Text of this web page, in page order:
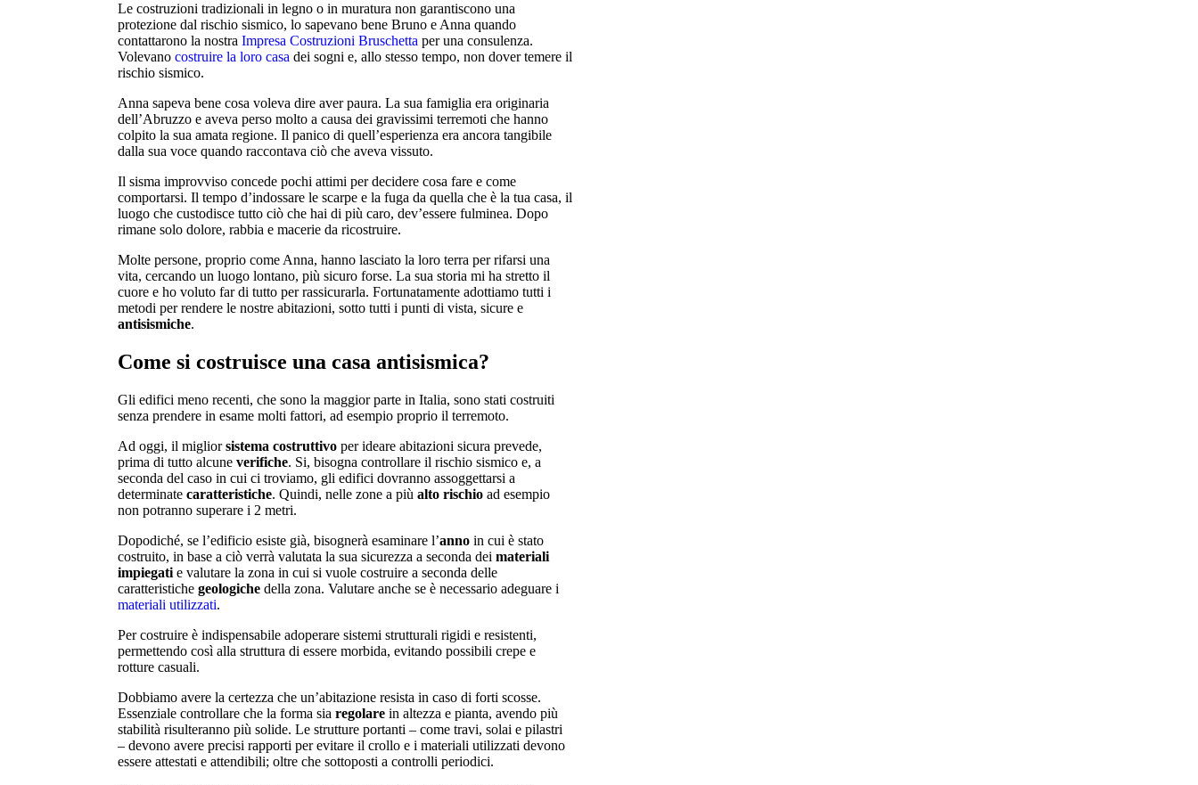
Le costruzioni tradizionali in legno o in muratura non garantiscono una
protezione dal rischio sismico, lo sapevano bene Bruno e Anna quando
contattarono la nostra Impresa Costruzioni Bruschetta per una consulenza.
Volevano costruire la loro casa dei sogni e, allo stesso tempo, non dover temere il
rischio sismico.
Anna sapeva bene cosa voleva dire aver paura. La sua famiglia era originaria
dell’Abruzzo e aveva perso molto a causa dei gravissimi terremoti che hanno
colpito la sua amata regione. Il panico di quell’esperienza era ancora tangibile
dalla sua voce quando raccontava ciò che aveva vissuto.
Il sisma improvviso concede pochi attimi per decidere cosa fare e come
comportarsi. Il tempo d’indossare le scarpe e la fuga da quella che è la tua casa, il
luogo che custodisce tutto ciò che hai di più caro, dev’essere fulminea. Dopo
rimane solo dolore, rabbia e macerie da ricostruire.
Molte persone, proprio come Anna, hanno lasciato la loro terra per rifarsi una
vita, cercando un luogo lontano, più sicuro forse. La sua storia mi ha stretto il
cuore e ho voluto far di tutto per rassicurarla. Fortunatamente adottiamo tutti i
metodi per rendere le nostre abitazioni, sotto tutti i punti di vista, sicure e
antisismiche.
Come si costruisce una casa antisismica?
Gli edifici meno recenti, che sono la maggior parte in Italia, sono stati costruiti
senza prendere in esame molti fattori, ad esempio proprio il terremoto.
Ad oggi, il migliorsistema costruttivo per ideare abitazioni sicura prevede,
prima di tutto alcune verifiche. Si, bisogna controllare il rischio sismico e, a
seconda del caso in cui ci troviamo, gli edifici dovranno assoggettarsi a
determinate caratteristiche. Quindi, nelle zone a più alto rischio ad esempio
non potranno superare i 2 metri.
Dopodiché, se l’edificio esiste già, bisognerà esaminare l’anno in cui è stato
costruito, in base a ciò verrà valutata la sua sicurezza a seconda dei materiali
impiegati e valutare la zona in cui si vuole costruire a seconda delle
caratteristiche geologiche della zona. Valutare anche se è necessario adeguare i
materiali utilizzati.
Per costruire è indispensabile adoperare sistemi strutturali rigidi e resistenti,
permettendo così alla struttura di essere morbida, evitando possibili crepe e
rotture casuali.
Dobbiamo avere la certezza che un’abitazione resista in caso di forti scosse.
Essenziale controllare che la forma sia regolare in altezza e pianta, avendo più
stabilità risulteranno più solide. Le strutture portanti – come travi, solai e pilastri
– devono avere precisi rapporti per evitare il crollo e i materiali utilizzati devono
essere attestati e attendibili; oltre che sottoposti a controlli periodici.